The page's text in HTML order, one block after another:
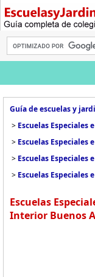
Guía de escuelas y
> Escuelas Especiales
> Escuelas Especiales
> Escuelas Especiales
> Escuelas Especiales
Escuelas
Interior Buenos